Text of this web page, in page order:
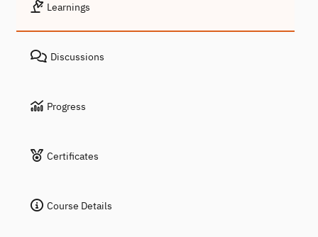
Learnings
Discussions
Progress
Certificates
Course Details